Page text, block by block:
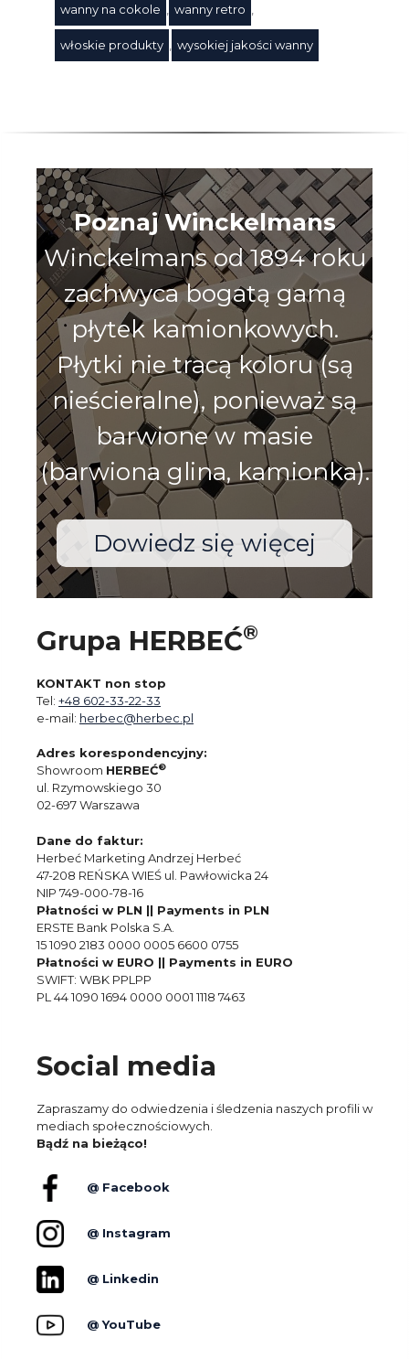
wanny na cokole wanny retro
włoskie produkty wysokiej jakości wanny
Poznaj Winckelmans
Winckelmans od 1894 roku
zachwyca bogatą gamą
płytek kamionkowych.
Płytki nie tracą koloru (są
nieścieralne), ponieważ są
barwione w masie
(barwiona glina, kamionka).
Dowiedz się więcej
Grupa HERBEĆ®
KONTAKT non stop
Tel: +48 602-33-22-33
e-mail: herbec@herbec.pl
Adres korespondencyjny:
Showroom HERBEĆ®
ul. Rzymowskiego 30
02-697 Warszawa
Dane do faktur:
Herbeć Marketing Andrzej Herbeć
47-208 REŃSKA WIEŚ ul. Pawłowicka 24
NIP 749-000-78-16
Płatności w PLN || Payments in PLN
ERSTE Bank Polska S.A.
15 1090 2183 0000 0005 6600 0755
Płatności w EURO || Payments in EURO
SWIFT: WBK PPLPP
PL 44 1090 1694 0000 0001 1118 7463
Social media
Zapraszamy do odwiedzenia i śledzenia naszych profili w
mediach społecznościowych.
Bądź na bieżąco!
@ Facebook
@ Instagram
@ Linkedin
@ YouTube